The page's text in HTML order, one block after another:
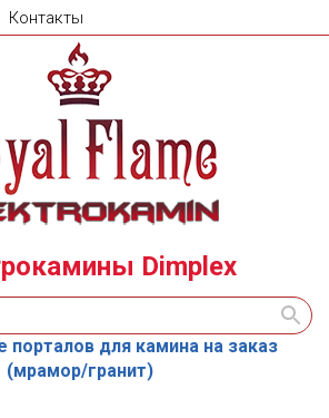
Контакты
Dimplex
порталов для камина на заказ
(мрамор/гранит)